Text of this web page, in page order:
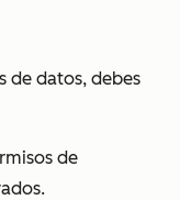
de datos, debes
de